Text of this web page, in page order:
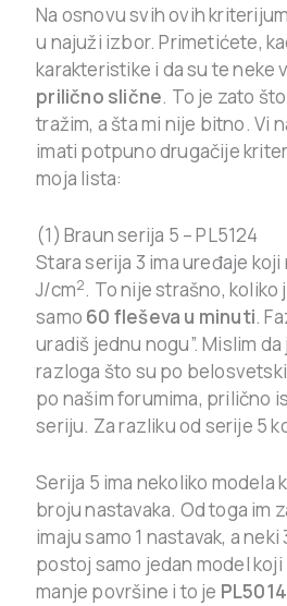
Na osnovu svih ovih
u najuži izbor. Primetićete,
karakteristike i da su te neke v
prilično slične. To je zato
tražim, a šta mi nije bitno. Vi
imati potpuno drugačije
moja lista:
(1) Braun serija 5 – PL5124
Stara serija 3 ima uređaje
J/cm2. To nije strašno, koliko
samo 60 fleševa u minuti.
uradiš jednu nogu”. Mislim
razloga što su po
po našim forumima, prilično
seriju. Za razliku od serije 5
Serija 5 ima nekoliko modela
broju nastavaka. Od toga im
imaju samo 1 nastavak, a neki
postoj samo jedan model koji
manje površine i to je PL5014